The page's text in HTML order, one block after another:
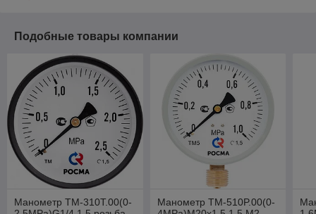
Подобные товары компании
Манометр ТМ-310Т.00(0-
Манометр ТМ-510P.00(0-